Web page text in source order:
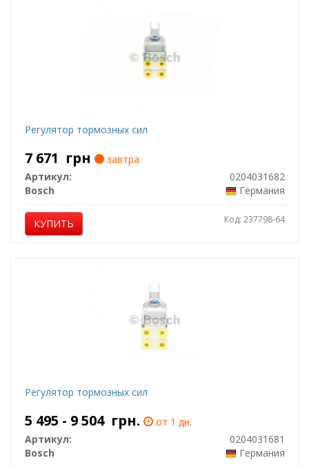
Регулятор тормозных сил
7 671 грн
завтра
Артикул:
0204031682
Bosch
Германия
КУПИТЬ Код: 237798-64
Регулятор тормозных сил
5 495 - 9 504 грн.
от 1 дн.
Артикул:
0204031681
Bosch
Германия